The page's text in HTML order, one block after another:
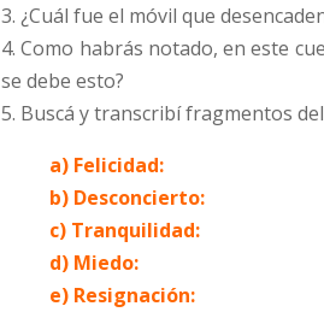
3. ¿Cuál fue el móvil que
4. Como habrás notado, en este
se debe esto?
5. Buscá y transcribí fragmentos
a) Felicidad:
b) Desconcierto:
c) Tranquilidad:
d) Miedo:
e) Resignación: